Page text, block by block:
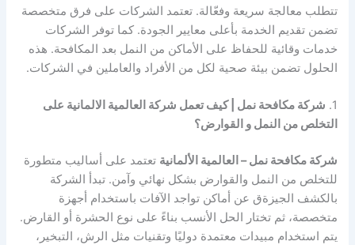
تتطلب معالجة سريعة وفعّالة. تعتمد الشركات على فرق متخصصة
تضمن تقديم الخدمة بأعلى معايير الجودة. كما توفر الشركات
خدمات وقائية للحفاظ على الأماكن من النمل بعد المكافحة. هذه
الحلول تضمن بيئة صحية لكل من الأفراد والعاملين في الشركات.
1. شركة مكافحة نمل | كيف تعمل شركة العالمية الالمانية على
التخلص من النمل و القوارض؟
شركة مكافحة نمل – العالمية الألمانية تعتمد على أساليب متطورة
للتخلص من النمل والقوارض بشكل نهائي وآمن. تبدأ الشركة
بالكشف الجيزةق عن أماكن تواجد الآفات باستخدام أجهزة
متخصصة، ثم تختار الحل الأنسب بناءً على نوع الحشرة أو القارض.
يتم استخدام مبيدات معتمدة دوليًا وتقنيات مثل الرش، التبخير،